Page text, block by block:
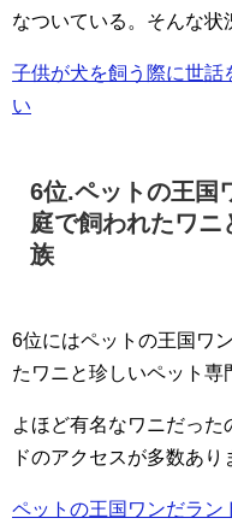
なついている。そんな状
子供が犬を飼う際に世話
い
6位.ペットの王国
庭で飼われたワ
族
6位にはペットの王国ワ
たワニと珍しいペット専
よほど有名なワニだっ
ドのアクセスが多数あり
ペットの王国ワンだラン